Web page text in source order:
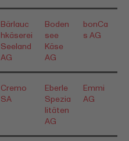
Bärlauc
hkäserei
Seeland
AG
Boden
see
Käse
AG
bonCa
s AG
Cremo
SA
Eberle
Spezia
litäten
AG
Emmi
AG